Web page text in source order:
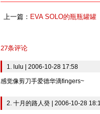
上一篇： EVA SOLO的瓶瓶罐罐
27条评论
1. lulu | 2006-10-28 17:58
感觉像剪刀手爱德华滴fingers~
2. 十月的路人癸 | 2006-10-28